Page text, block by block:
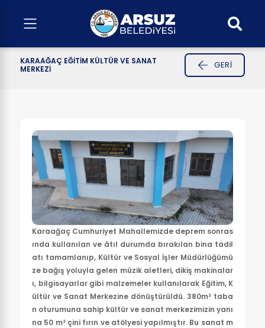
KARAAĞAÇ EĞİTİM KÜLTÜR VE SANAT
MERKEZİ
GERI
Karaağaç Cumhuriyet Mahallemizde deprem sonras
ında kullanılan ve âtıl durumda bırakılan bina tadil
atı tamamlanıp, Kültür ve Sosyal İşler Müdürlüğümü
ze bağış yoluyla gelen müzik aletleri, dikiş makinalar
ı, bilgisayarlar gibi malzemeler kullanılarak Eğitim, K
ültür ve Sanat Merkezine dönüştürüldü. 380m² taba
n oturumuna sahip kültür ve sanat merkezimizin yanı
na 50 m² çini fırın ve atölyesi yapılmıştır. Bu sanat m